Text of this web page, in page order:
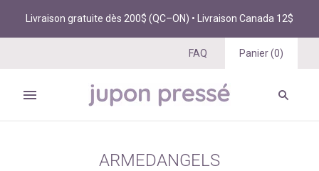
Livraison gratuite dès 200$ (QC–ON) • Livraison Canada 12$
FAQ Panier(0)
ARMEDANGELS